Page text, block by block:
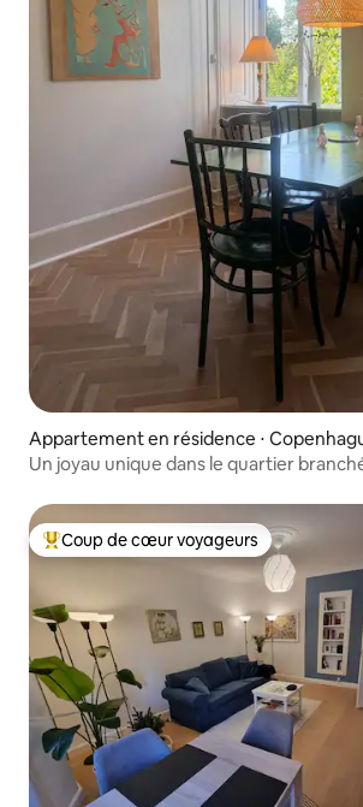
Appartement en résidence ⋅
Un joyau unique dans le quartier
Coups de cœur voyageurs les plus
Coup de cœur voyageurs